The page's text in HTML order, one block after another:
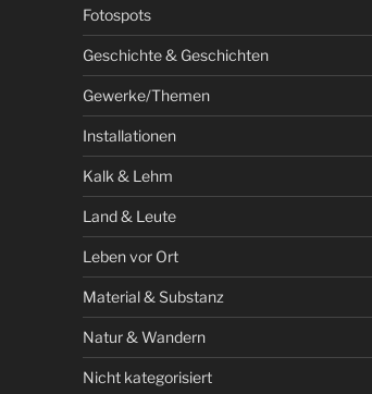
Fotospots
Geschichte & Geschichten
Gewerke/Themen
Installationen
Kalk & Lehm
Land & Leute
Leben vor Ort
Material & Substanz
Natur & Wandern
Nicht kategorisiert